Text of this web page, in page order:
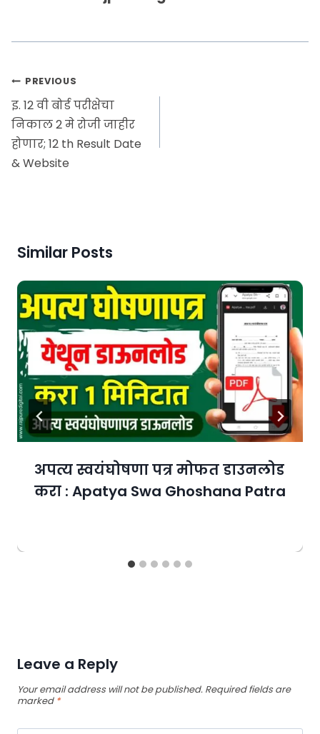
PREVIOUS
इ. 12 वी बोर्ड परीक्षेचा
निकाल 2 मे रोजी जाहीर
होणार; 12 th Result Date
& Website
Similar Posts
अपत्य स्वयंघोषणा पत्र मोफत डाउनलोड
करा : Apatya Swa Ghoshana Patra
Leave a Reply
Your email address will not be published. Required fields are
marked *